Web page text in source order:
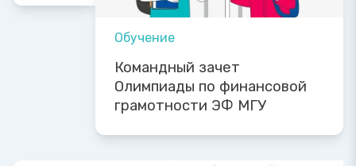
Обучение
Командный зачет
Олимпиады по финансовой
грамотности ЭФ МГУ